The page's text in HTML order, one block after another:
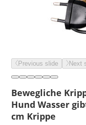
Previous slide Next
Bewegliche
Hund Wasser
cm Krippe